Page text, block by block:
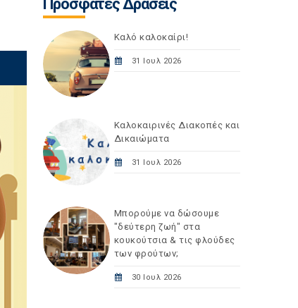
Πρόσφατες Δράσεις
Καλό καλοκαίρι!
31 Ιουλ 2026
Καλοκαιρινές Διακοπές και
Δικαιώματα
31 Ιουλ 2026
Μπορούμε να δώσουμε
"δεύτερη ζωή" στα
κουκούτσια & τις φλούδες
των φρούτων;
30 Ιουλ 2026